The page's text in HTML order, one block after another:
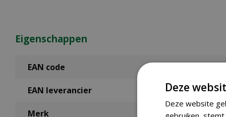
Eigenschappen
EAN code
EAN leverancier
Merk
Deze
Deze website